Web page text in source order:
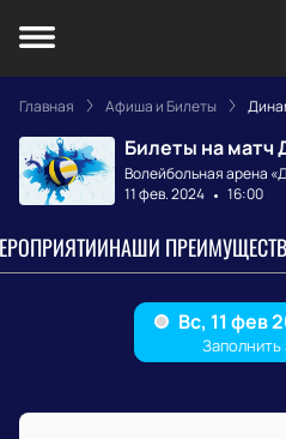
Главная Афиша и Билеты
Билеты на матч
Волейбольная арена
11 фев. 2024
16:00
НАШИ